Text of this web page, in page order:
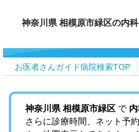
神奈川県 相模原市緑区の内
お医者さんガイド病院検索TOP
神奈川県 相模原市緑区 で
さらに診療時間、ネット予